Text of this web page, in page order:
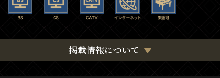
掲載情報について